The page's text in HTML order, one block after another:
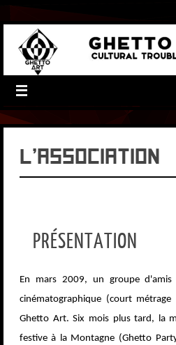
L’association
PRÉSENTATION
En mars 2009, un groupe
cinématographique (court métrage
Ghetto Art. Six mois plus tard, la
festive à la Montagne (Ghetto